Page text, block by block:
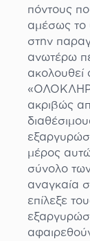
πόντους
αμέσως το
στην
ανωτέρω
ακολουθεί
ακριβώς
μέρος
σύνολο
αναγκαία
επίλεξε